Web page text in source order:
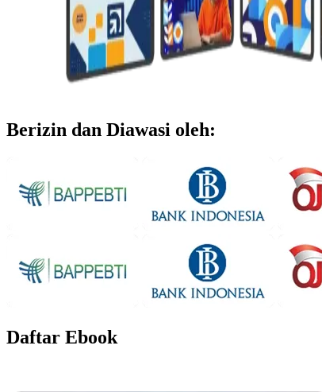
Berizin dan Diawasi oleh:
Daftar Ebook